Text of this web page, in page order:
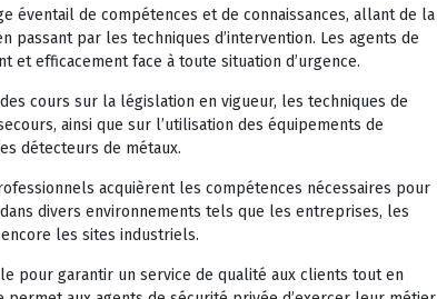
éventail de compétences et de connaissances, allant de la
passant par les techniques d’intervention. Les agents de
efficacement face à toute situation d’urgence.
cours sur la législation en vigueur, les techniques de
ainsi que sur l’utilisation des équipements de
détecteurs de métaux.
acquièrent les compétences nécessaires pour
divers environnements tels que les entreprises, les
les sites industriels.
pour garantir un service de qualité aux clients tout en